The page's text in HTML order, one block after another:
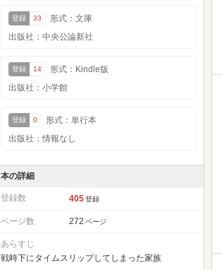
登録 33
形式：文庫
出版社：中央公論新社
登録 14
形式：Kindle版
出版社：小学館
登録 0
形式：単行本
出版社：情報なし
本の詳細
登録数 405 登録
ページ数 272 ページ
あらすじ
戦時下にタイムスリップしてしまった家族